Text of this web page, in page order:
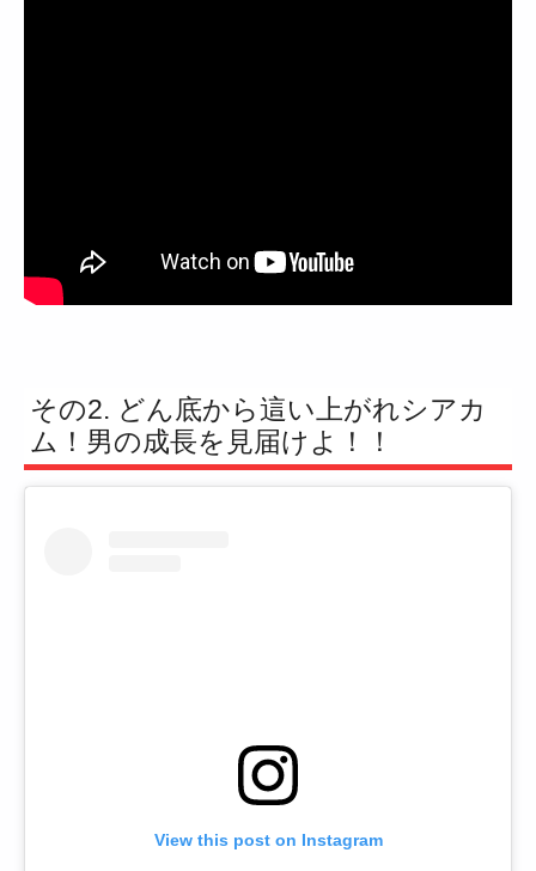
その2. どん底から這い上がれシアカ
ム！男の成長を見届けよ！！
View this post on Instagram